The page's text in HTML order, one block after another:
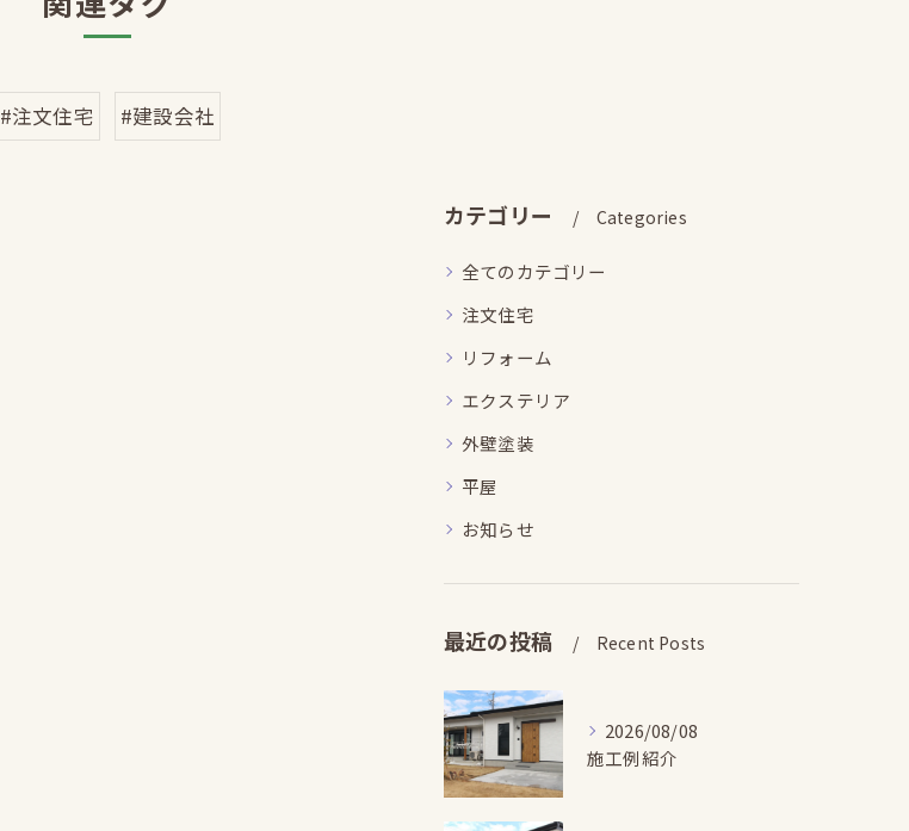
#注文住宅 #建設会社
カテゴリー Categories
全てのカテゴリー
注文住宅
リフォーム
エクステリア
外壁塗装
平屋
お知らせ
最近の投稿 Recent Posts
2026/08/08
施工例紹介